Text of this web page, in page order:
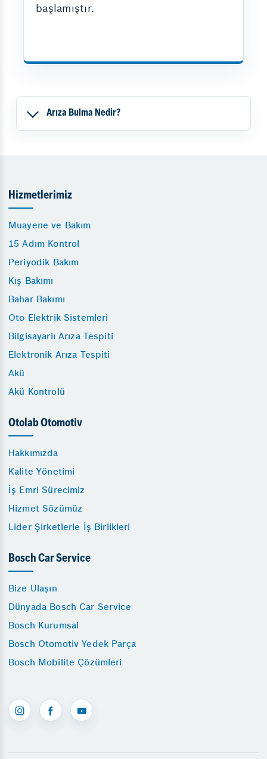
başlamıştır.
Arıza Bulma Nedir?
Hizmetlerimiz
Muayene ve Bakım
15 Adım Kontrol
Periyodik Bakım
Kış Bakımı
Bahar Bakımı
Oto Elektrik Sistemleri
Bilgisayarlı Arıza Tespiti
Elektronik Arıza Tespiti
Akü
Akü Kontrolü
Otolab Otomotiv
Hakkımızda
Kalite Yönetimi
İş Emri Sürecimiz
Hizmet Sözümüz
Lider Şirketlerle İş Birlikleri
Bosch Car Service
Bize Ulaşın
Dünyada Bosch Car Service
Bosch Kurumsal
Bosch Otomotiv Yedek Parça
Bosch Mobilite Çözümleri